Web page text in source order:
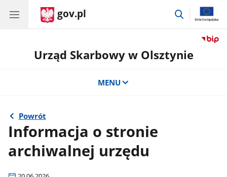
gov.pl
przejdź
Urząd Skarbowy w Olsztynie
MENU
Powrót
Informacja o stronie
archiwalnej urzędu